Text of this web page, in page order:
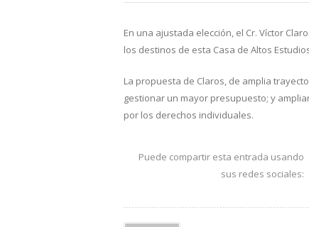
En una ajustada elección, el Cr. Víctor
los destinos de esta Casa de Altos
La propuesta de Claros, de amplia
gestionar un mayor presupuesto; y
por los derechos individuales.
Puede compartir esta entrada usando
sus redes sociales: